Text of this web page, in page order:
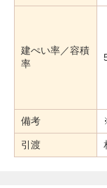
建ぺい率／容積
率
備考
引渡